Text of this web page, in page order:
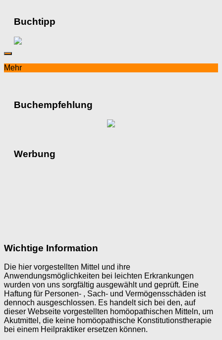
Buchtipp
Mehr
Buchempfehlung
Werbung
Wichtige Information
Die hier vorgestellten Mittel und ihre
Anwendungsmöglichkeiten bei leichten Erkrankungen
wurden von uns sorgfältig ausgewählt und geprüft. Eine
Haftung für Personen- , Sach- und Vermögensschäden ist
dennoch ausgeschlossen. Es handelt sich bei den, auf
dieser Webseite vorgestellten homöopathischen Mitteln, um
Akutmittel, die keine homöopathische Konstitutionstherapie
bei einem Heilpraktiker ersetzen können.